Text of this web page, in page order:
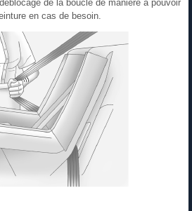
de la boucle de manière à pouvoir
en cas de besoin.